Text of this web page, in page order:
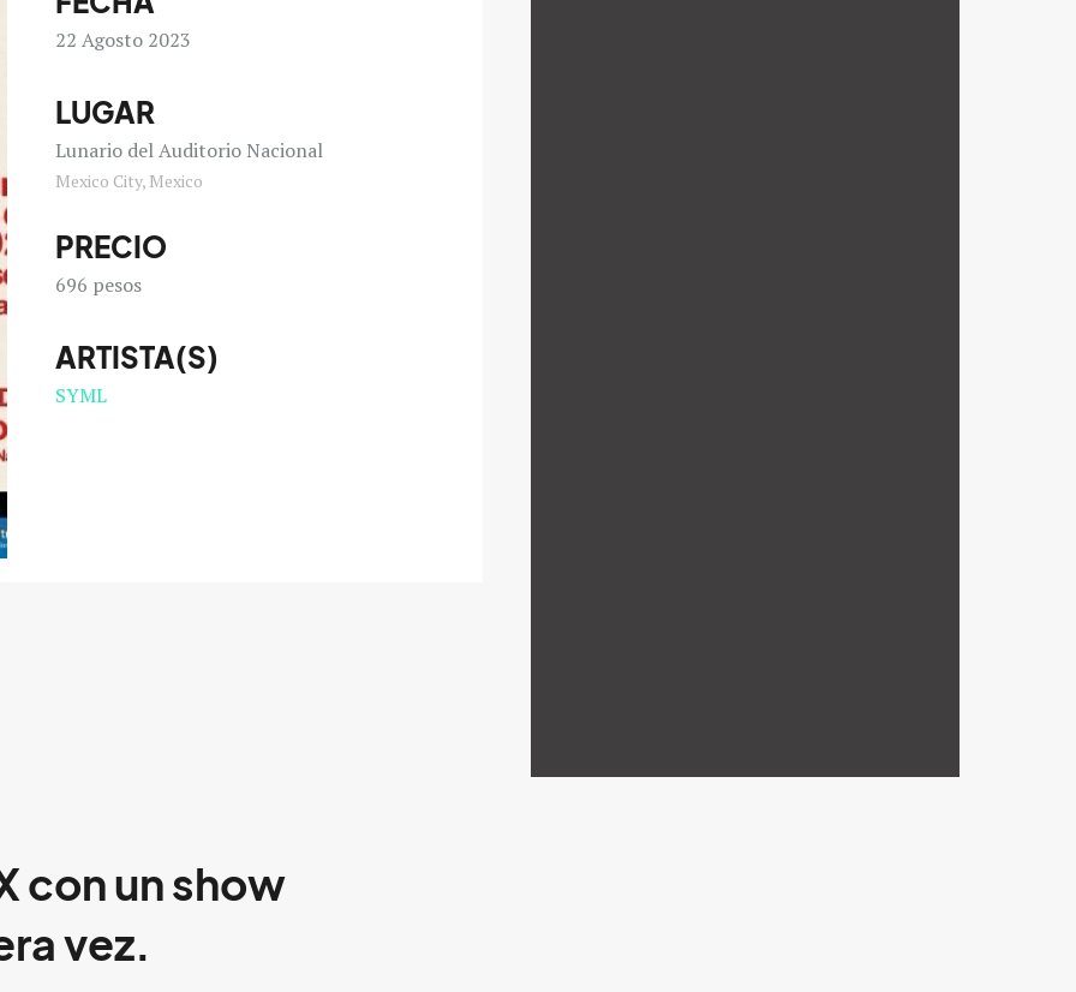
22 Agosto 2023
LUGAR
Lunario del Auditorio Nacional
Mexico City, Mexico
PRECIO
696 pesos
ARTISTA(S)
SYML
con un show
vez.